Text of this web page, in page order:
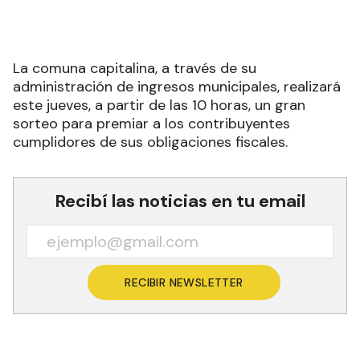
La comuna capitalina, a través de su
administración de ingresos municipales, realizará
este jueves, a partir de las 10 horas, un gran
sorteo para premiar a los contribuyentes
cumplidores de sus obligaciones fiscales.
Recibí las noticias en tu email
RECIBIR NEWSLETTER